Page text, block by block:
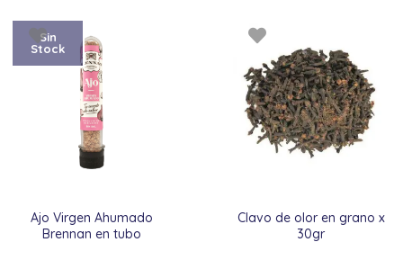
Ajo Virgen Ahumado
Brennan en tubo
Sin
Stock
Clavo de olor en grano x
30gr